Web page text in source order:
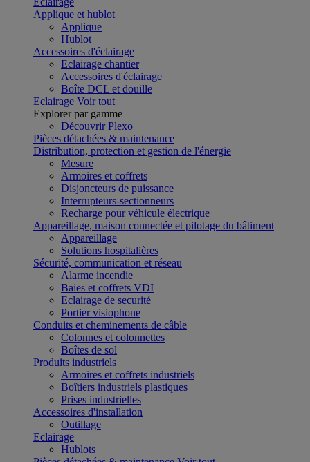
Applique et hublot
Applique
Hublot
Accessoires d'éclairage
Eclairage chantier
Accessoires d'éclairage
Boîte DCL et douille
Eclairage Voir tout
Explorer par gamme
Découvrir Plexo
Pièces détachées & maintenance
Distribution, protection et gestion de l'énergie
Mesure
Armoires et coffrets
Disjoncteurs de puissance
Interrupteurs-sectionneurs
Recharge pour véhicule électrique
Appareillage, maison connectée et pilotage du bâtiment
Appareillage
Solutions hospitalières
Sécurité, communication et réseau
Alarme incendie
Baies et coffrets VDI
Eclairage de securité
Portier visiophone
Conduits et cheminements de câble
Colonnes et colonnettes
Boîtes de sol
Produits industriels
Armoires et coffrets industriels
Boîtiers industriels plastiques
Prises industrielles
Accessoires d'installation
Outillage
Eclairage
Hublots